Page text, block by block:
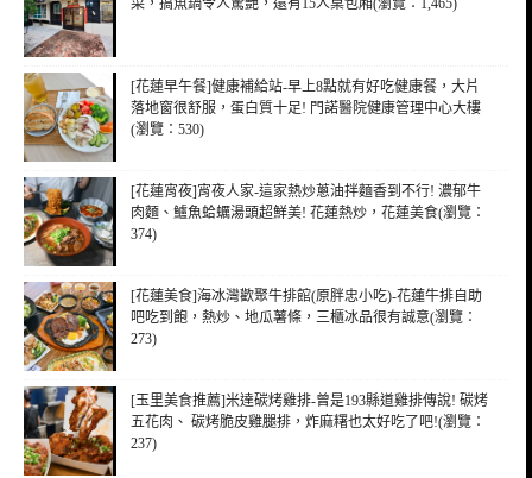
菜，搞魚鍋令人驚艷，還有15人桌包廂(瀏覽：1,465)
[花蓮早午餐]健康補給站-早上8點就有好吃健康餐，大片
落地窗很舒服，蛋白質十足! 門諾醫院健康管理中心大樓
(瀏覽：530)
[花蓮宵夜]宵夜人家-這家熱炒蔥油拌麵香到不行! 濃郁牛
肉麵、鱸魚蛤蠣湯頭超鮮美! 花蓮熱炒，花蓮美食(瀏覽：
374)
[花蓮美食]海冰灣歡聚牛排館(原胖忠小吃)-花蓮牛排自助
吧吃到飽，熱炒、地瓜薯條，三櫃冰品很有誠意(瀏覽：
273)
[玉里美食推薦]米達碳烤雞排-曾是193縣道雞排傳說! 碳烤
五花肉、 碳烤脆皮雞腿排，炸麻糬也太好吃了吧!(瀏覽：
237)